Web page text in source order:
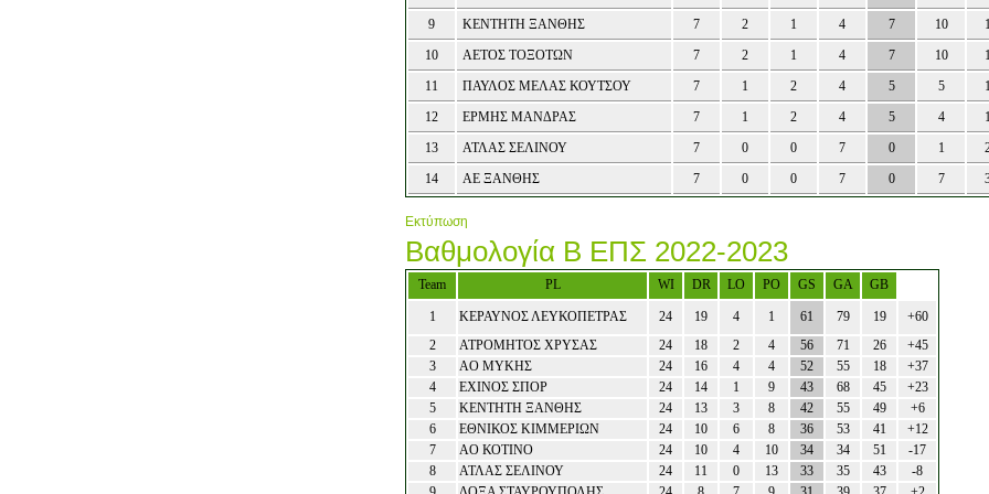
9
ΚΕΝΤΗΤΗ ΞΑΝΘΗΣ 7 2 1 4 7 10
10
ΑΕΤΟΣ ΤΟΞΟΤΩΝ 7 2 1 4 7 10
11
ΠΑΥΛΟΣ ΜΕΛΑΣ ΚΟΥΤΣΟΥ 7 1 2 4 5 5
12
ΕΡΜΗΣ ΜΑΝΔΡΑΣ 7 1 2 4 5 4
13
ΑΤΛΑΣ ΣΕΛΙΝΟΥ 7 0 0 7 0 1
14
ΑΕ ΞΑΝΘΗΣ 7 0 0 7 0 7
Εκτύπωση
Βαθμολογία Β ΕΠΣ 2022-2023
Team PL WI DR LO PO GS GA GB
1 ΚΕΡΑΥΝΟΣ ΛΕΥΚΟΠΕΤΡΑΣ 24 19 4 1 61 79 19
+60
2
ΑΤΡΟΜΗΤΟΣ ΧΡΥΣΑΣ 24 18 2 4 56 71 26
+45
3
ΑΟ ΜΥΚΗΣ 24 16 4 4 52 55 18
+37
4
ΕΧΙΝΟΣ ΣΠΟΡ 24 14 1 9 43 68 45
+23
5
ΚΕΝΤΗΤΗ ΞΑΝΘΗΣ 24 13 3 8 42 55 49
+6
6
ΕΘΝΙΚΟΣ ΚΙΜΜΕΡΙΩΝ 24 10 6 8 36 53 41
+12
7
ΑΟ ΚΟΤΙΝΟ 24 10 4 10 34 34 51
-17
8
ΑΤΛΑΣ ΣΕΛΙΝΟΥ 24 11 0 13 33 35 43
-8